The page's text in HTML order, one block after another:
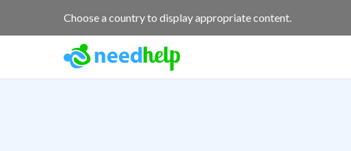
Choose a country to display appropriate content.